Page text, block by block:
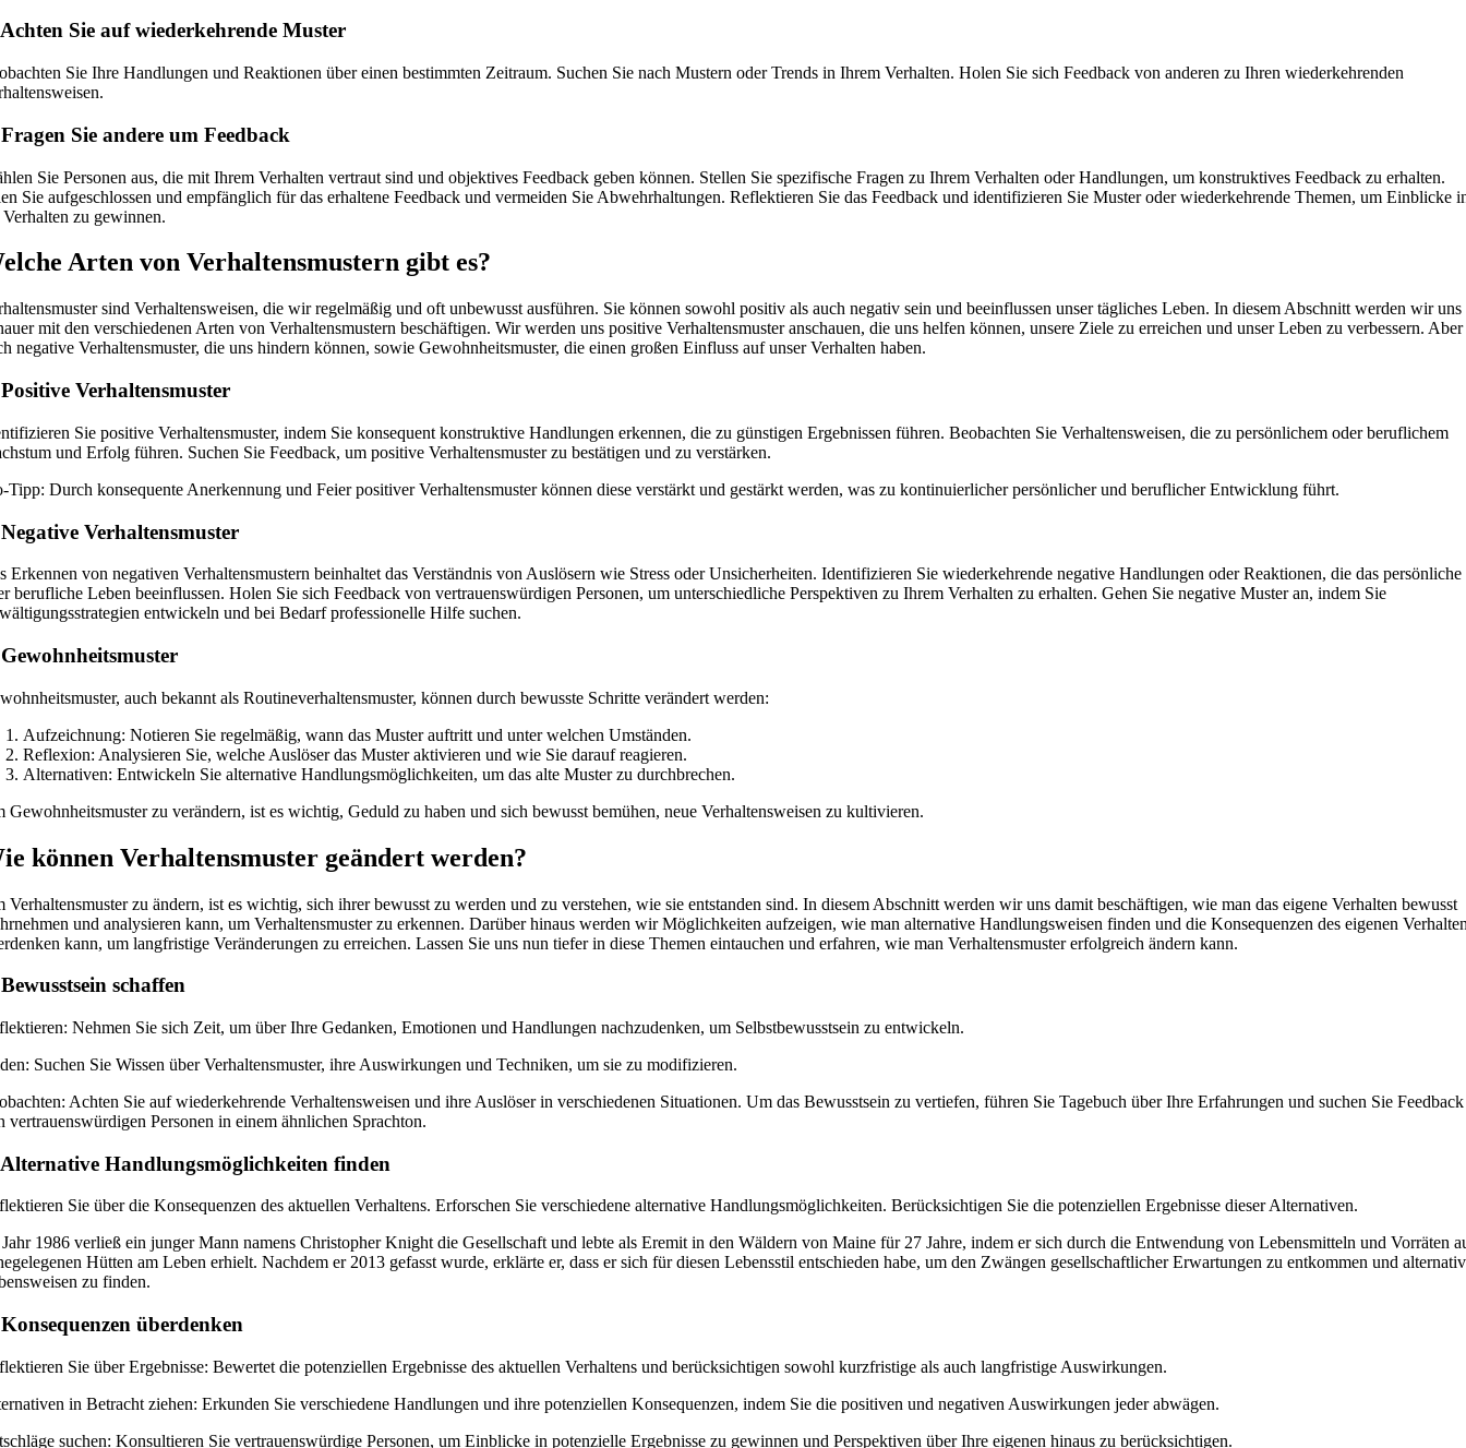
Sie auf wiederkehrende Muster
Sie Ihre Handlungen und Reaktionen über einen bestimmten Zeitraum. Suchen Sie nach Mustern oder Trends in Ihrem Verhalten. Holen Sie sich Feedback von anderen zu Ihren wiederkehrenden
Sie andere um Feedback
Sie Personen aus, die mit Ihrem Verhalten vertraut sind und objektives Feedback geben können. Stellen Sie spezifische Fragen zu Ihrem Verhalten oder Handlungen, um konstruktives Feedback zu erhalten.
Sie aufgeschlossen und empfänglich für das erhaltene Feedback und vermeiden Sie Abwehrhaltungen. Reflektieren Sie das Feedback und identifizieren Sie Muster oder wiederkehrende Themen, um Einblicke
zu gewinnen.
Arten von Verhaltensmustern gibt es?
sind Verhaltensweisen, die wir regelmäßig und oft unbewusst ausführen. Sie können sowohl positiv als auch negativ sein und beeinflussen unser tägliches Leben. In diesem Abschnitt werden wir uns
mit den verschiedenen Arten von Verhaltensmustern beschäftigen. Wir werden uns positive Verhaltensmuster anschauen, die uns helfen können, unsere Ziele zu erreichen und unser Leben zu verbessern. Aber
negative Verhaltensmuster, die uns hindern können, sowie Gewohnheitsmuster, die einen großen Einfluss auf unser Verhalten haben.
Verhaltensmuster
Sie positive Verhaltensmuster, indem Sie konsequent konstruktive Handlungen erkennen, die zu günstigen Ergebnissen führen. Beobachten Sie Verhaltensweisen, die zu persönlichem oder beruflichem
und Erfolg führen. Suchen Sie Feedback, um positive Verhaltensmuster zu bestätigen und zu verstärken.
Tipp: Durch konsequente Anerkennung und Feier positiver Verhaltensmuster können diese verstärkt und gestärkt werden, was zu kontinuierlicher persönlicher und beruflicher Entwicklung führt.
Verhaltensmuster
Erkennen von negativen Verhaltensmustern beinhaltet das Verständnis von Auslösern wie Stress oder Unsicherheiten. Identifizieren Sie wiederkehrende negative Handlungen oder Reaktionen, die das persönliche
berufliche Leben beeinflussen. Holen Sie sich Feedback von vertrauenswürdigen Personen, um unterschiedliche Perspektiven zu Ihrem Verhalten zu erhalten. Gehen Sie negative Muster an, indem Sie
entwickeln und bei Bedarf professionelle Hilfe suchen.
auch bekannt als Routineverhaltensmuster, können durch bewusste Schritte verändert werden:
Aufzeichnung: Notieren Sie regelmäßig, wann das Muster auftritt und unter welchen Umständen.
Reflexion: Analysieren Sie, welche Auslöser das Muster aktivieren und wie Sie darauf reagieren.
Alternativen: Entwickeln Sie alternative Handlungsmöglichkeiten, um das alte Muster zu durchbrechen.
Gewohnheitsmuster zu verändern, ist es wichtig, Geduld zu haben und sich bewusst bemühen, neue Verhaltensweisen zu kultivieren.
können Verhaltensmuster geändert werden?
Verhaltensmuster zu ändern, ist es wichtig, sich ihrer bewusst zu werden und zu verstehen, wie sie entstanden sind. In diesem Abschnitt werden wir uns damit beschäftigen, wie man das eigene Verhalten bewusst
und analysieren kann, um Verhaltensmuster zu erkennen. Darüber hinaus werden wir Möglichkeiten aufzeigen, wie man alternative Handlungsweisen finden und die Konsequenzen des eigenen
kann, um langfristige Veränderungen zu erreichen. Lassen Sie uns nun tiefer in diese Themen eintauchen und erfahren, wie man Verhaltensmuster erfolgreich ändern kann.
schaffen
Nehmen Sie sich Zeit, um über Ihre Gedanken, Emotionen und Handlungen nachzudenken, um Selbstbewusstsein zu entwickeln.
Suchen Sie Wissen über Verhaltensmuster, ihre Auswirkungen und Techniken, um sie zu modifizieren.
Achten Sie auf wiederkehrende Verhaltensweisen und ihre Auslöser in verschiedenen Situationen. Um das Bewusstsein zu vertiefen, führen Sie Tagebuch über Ihre Erfahrungen und suchen Sie Feedback
vertrauenswürdigen Personen in einem ähnlichen Sprachton.
Handlungsmöglichkeiten finden
Sie über die Konsequenzen des aktuellen Verhaltens. Erforschen Sie verschiedene alternative Handlungsmöglichkeiten. Berücksichtigen Sie die potenziellen Ergebnisse dieser Alternativen.
1986 verließ ein junger Mann namens Christopher Knight die Gesellschaft und lebte als Eremit in den Wäldern von Maine für 27 Jahre, indem er sich durch die Entwendung von Lebensmitteln und Vorräten
Hütten am Leben erhielt. Nachdem er 2013 gefasst wurde, erklärte er, dass er sich für diesen Lebensstil entschieden habe, um den Zwängen gesellschaftlicher Erwartungen zu entkommen und
zu finden.
überdenken
Sie über Ergebnisse: Bewertet die potenziellen Ergebnisse des aktuellen Verhaltens und berücksichtigen sowohl kurzfristige als auch langfristige Auswirkungen.
in Betracht ziehen: Erkunden Sie verschiedene Handlungen und ihre potenziellen Konsequenzen, indem Sie die positiven und negativen Auswirkungen jeder abwägen.
suchen: Konsultieren Sie vertrauenswürdige Personen, um Einblicke in potenzielle Ergebnisse zu gewinnen und Perspektiven über Ihre eigenen hinaus zu berücksichtigen.